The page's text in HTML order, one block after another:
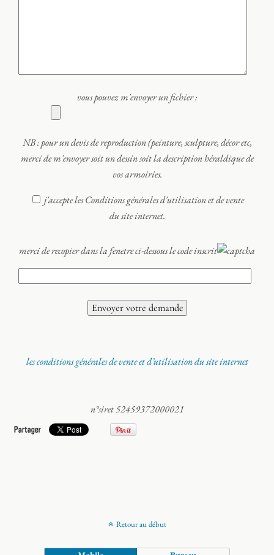
vous pouvez m'envoyer un fichier :
NB : pour un devis de reproduction (peinture, sculpture, décor etc,
merci de m'envoyer soit un dessin soit la description héraldique de
vos armoiries.
j'accepte les Conditions générales d'utilisation et de vente
du site internet.
merci de recopier dans la fenetre ci-dessous le code inscrit
les conditions générales de vente et d’utilisation du site internet
n°siret 52459372000021
Retour au début